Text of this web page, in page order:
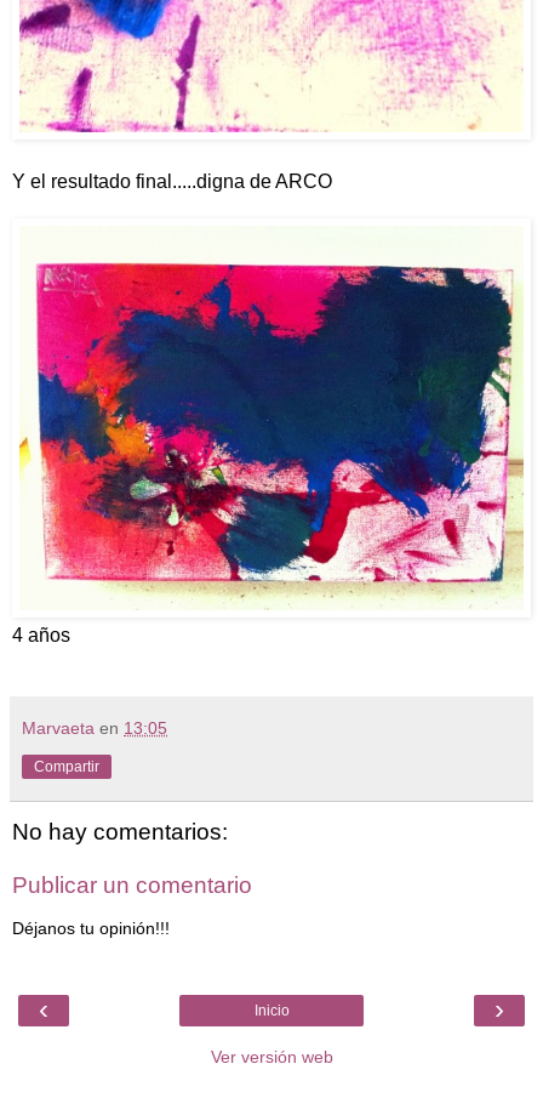
Y el resultado final.....digna de ARCO
4 años
Marvaeta en 13:05
Compartir
No hay comentarios:
Publicar un comentario
Déjanos tu opinión!!!
‹ ›
Inicio
Ver versión web